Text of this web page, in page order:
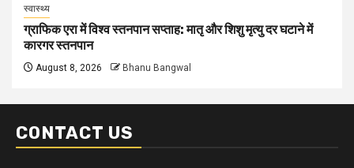
स्वास्थ्य
ग्राफिक एरा में विश्व स्तनपान सप्ताह: मातृ और शिशु मृत्यु दर घटाने में
कारगर स्तनपान
August 8, 2026 Bhanu Bangwal
CONTACT US